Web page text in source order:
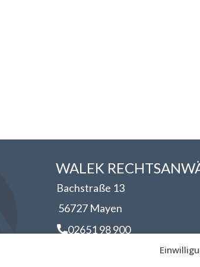
WALEK
Bachstraße 13
56727 Mayen
02651 98 900
info@walek-